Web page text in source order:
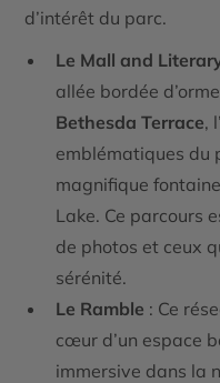
d’intérêt du parc.
Le Mall and
allée bordée
Bethesda Terrace,
emblématiques du
magnifique
Lake. Ce parcours
de photos et ceux
sérénité.
Le Ramble : Ce
cœur d’un espace
immersive dans la